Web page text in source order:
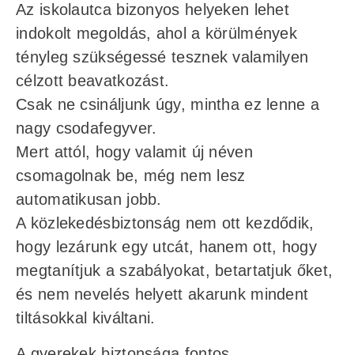
Az iskolautca bizonyos helyeken lehet
indokolt megoldás, ahol a körülmények
tényleg szükségessé tesznek valamilyen
célzott beavatkozást.
Csak ne csináljunk úgy, mintha ez lenne a
nagy csodafegyver.
Mert attól, hogy valamit új néven
csomagolnak be, még nem lesz
automatikusan jobb.
A közlekedésbiztonság nem ott kezdődik,
hogy lezárunk egy utcát, hanem ott, hogy
megtanítjuk a szabályokat, betartatjuk őket,
és nem nevelés helyett akarunk mindent
tiltásokkal kiváltani.